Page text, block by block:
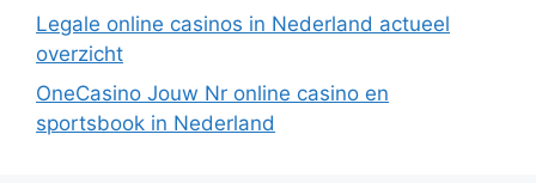
Legale online casinos in Nederland actueel
overzicht
OneCasino Jouw Nr online casino en
sportsbook in Nederland